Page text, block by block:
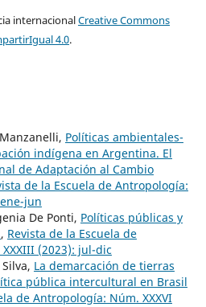
internacionalCreative Commons
4.0.
Políticas ambientales-
indígena en Argentina. El
de Adaptación al Cambio
de la Escuela de Antropología:
jun
De Ponti, Políticas públicas y
, Revista de la Escuela de
(2023): jul-dic
La demarcación de tierras
pública intercultural en Brasil
de Antropología: Núm. XXXVI